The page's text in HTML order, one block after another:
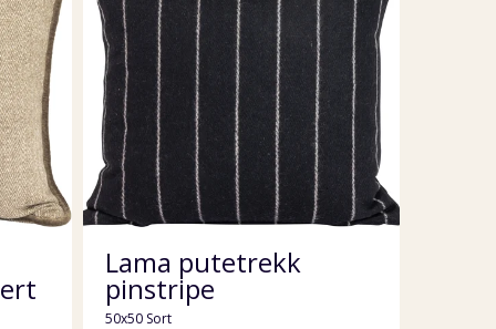
Lama putetrekk
pinstripe
50x50 Sort